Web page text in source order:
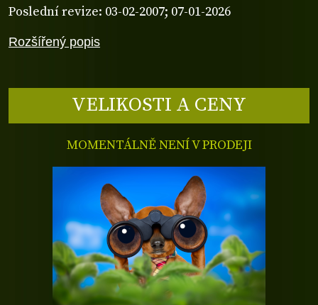
Rozšířený popis
Poslední revize: 03-02-2007; 07-01-2026
VELIKOSTI A CENY
MOMENTÁLNĚ NENÍ V PRODEJI